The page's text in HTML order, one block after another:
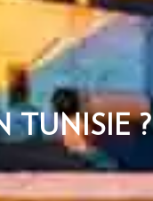
TUNISIE ?